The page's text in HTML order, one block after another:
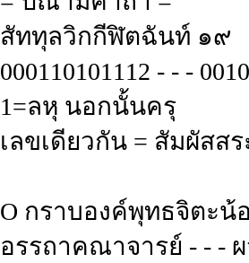
สัททุลวิกกีฬิตฉันท์ ๑๙
000110101112 - - -
1=ลหุ นอกนั้นครุ
เลขเดียวกัน = สัมผัสสร
O กราบองค์พุทธจิตะน้
อรรถาคณาจารย์ - - -